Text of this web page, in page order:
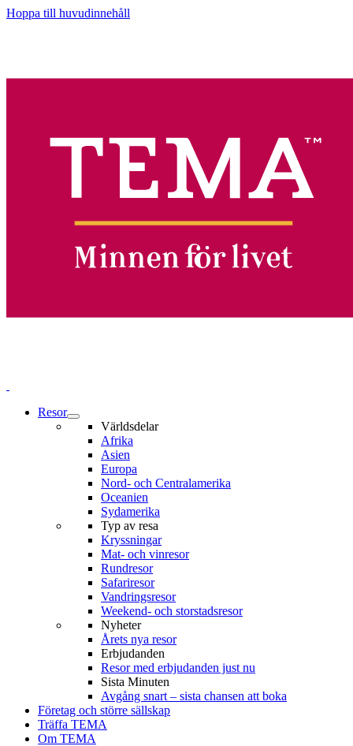
Hoppa till huvudinnehåll
Resor
Världsdelar
Afrika
Asien
Europa
Nord- och Centralamerika
Oceanien
Sydamerika
Typ av resa
Kryssningar
Mat- och vinresor
Rundresor
Safariresor
Vandringsresor
Weekend- och storstadsresor
Nyheter
Årets nya resor
Erbjudanden
Resor med erbjudanden just nu
Sista Minuten
Avgång snart – sista chansen att boka
Företag och större sällskap
Träffa TEMA
Om TEMA